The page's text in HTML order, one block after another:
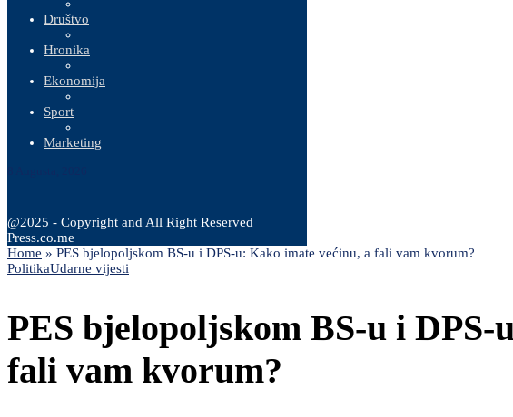
Društvo
Hronika
Ekonomija
Sport
Marketing
@2025 - Copyright and All Right Reserved
Press.co.me
Home » PES bjelopoljskom BS-u i DPS-u: Kako imate većinu, a fali vam kvorum?
PolitikaUdarne vijesti
PES bjelopoljskom BS-u i
fali vam kvorum?